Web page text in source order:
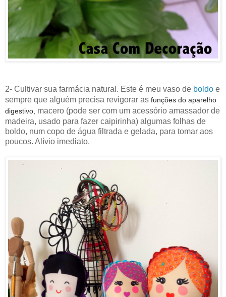
2- Cultivar sua farmácia natural. Este é meu vaso de boldo e
sempre que alguém precisa revigorar as funções do aparelho
digestivo, macero (pode ser com um acessório amassador de
madeira, usado para fazer caipirinha) algumas folhas de
boldo, num copo de água filtrada e gelada, para tomar aos
poucos. Alívio imediato.